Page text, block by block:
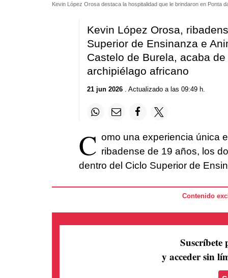
Kevin López Orosa destaca la hospitalidad que le brindaron en Ponta
Kevin López Orosa,
Superior de Ensinanza e
Castelo de Burela, acaba
archipiélago africano
21 jun 2026. Actualizado a las 09:49 h.
C omo una experiencia única
ribadense de 19 años, los
dentro del Ciclo Superior de
Contenido
Suscríbete
y acceder sin